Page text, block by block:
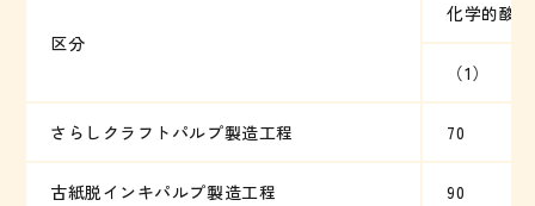
区分
化学的酸
（1）
さらしクラフトパルプ製造工程 70
古紙脱インキパルプ製造工程 90